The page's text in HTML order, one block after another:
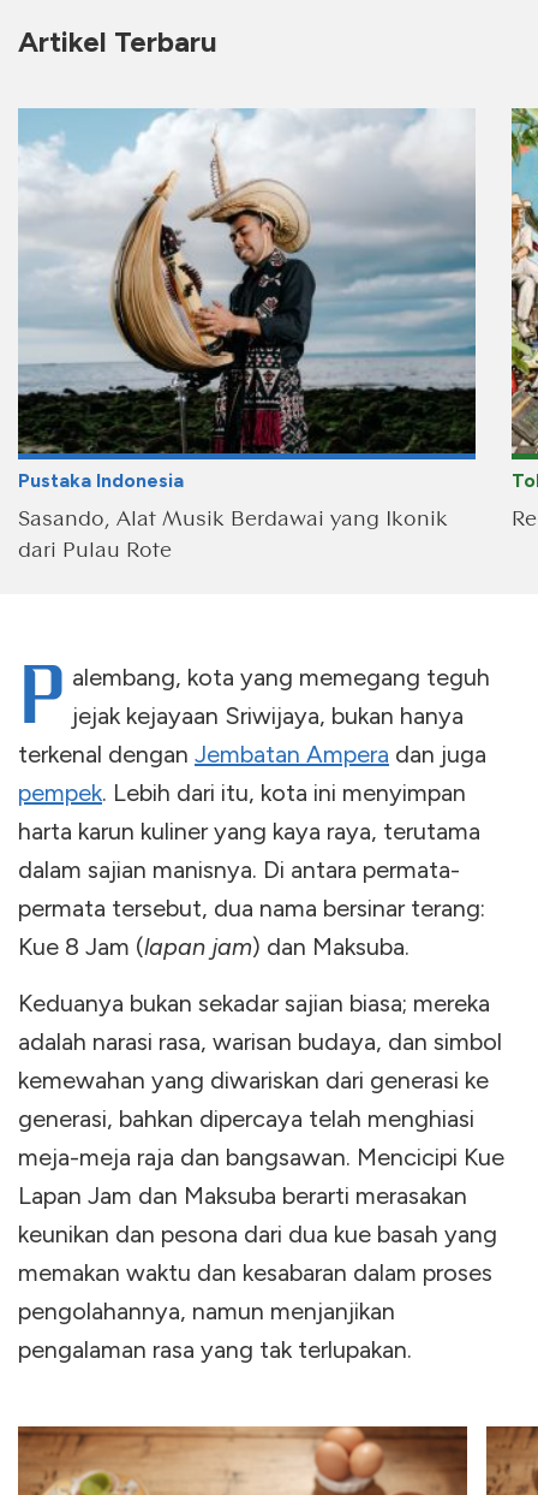
Artikel Terbaru
Pustaka Indonesia
Sasando, Alat Musik Berdawai yang Ikonik
dari Pulau Rote
P alembang, kota yang memegang teguh
jejak kejayaan Sriwijaya, bukan hanya
terkenal dengan Jembatan Ampera dan juga
pempek. Lebih dari itu, kota ini menyimpan
harta karun kuliner yang kaya raya, terutama
dalam sajian manisnya. Di antara permata-
permata tersebut, dua nama bersinar terang:
Kue 8 Jam (lapan jam) dan Maksuba.
Keduanya bukan sekadar sajian biasa; mereka
adalah narasi rasa, warisan budaya, dan simbol
kemewahan yang diwariskan dari generasi ke
generasi, bahkan dipercaya telah menghiasi
meja-meja raja dan bangsawan. Mencicipi Kue
Lapan Jam dan Maksuba berarti merasakan
keunikan dan pesona dari dua kue basah yang
memakan waktu dan kesabaran dalam proses
pengolahannya, namun menjanjikan
pengalaman rasa yang tak terlupakan.